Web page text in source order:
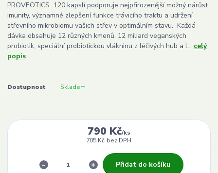
PROVEOTICS 120 kapslí podporuje nejpřirozenější možný nárůst
imunity, významné zlepšení funkce trávicího traktu a udržení
střevního mikrobiomu vašich střev v optimálním stavu. Každá
dávka obsahuje 12 různých kmenů, 12 miliard veganských
probiotik, speciální probiotickou vlákninu z léčivých hub a l... celý
popis
Dostupnost Skladem
790 Kč/ks
705 Kč bez DPH
Přidat do košíku